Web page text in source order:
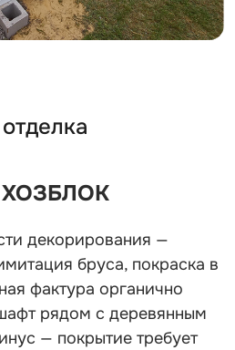
декорирования —
бруса, покраска в
фактура органично
рядом с деревянным
— покрытие требует